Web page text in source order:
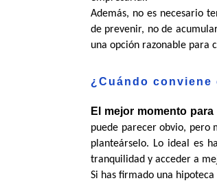
Además, no es necesario
de prevenir, no de
una opción razonable para
¿Cuándo
El mejor momento
puede parecer obvio, pero
planteárselo. Lo ideal es
tranquilidad y acceder a
Si has firmado una